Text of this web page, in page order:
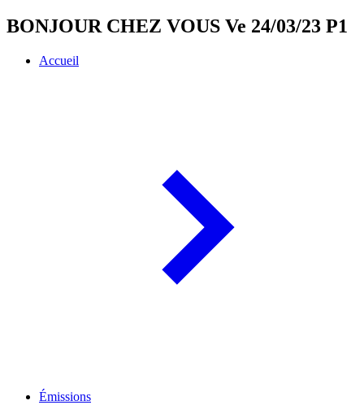
BONJOUR CHEZ VOUS Ve 24/03/23 P1
Accueil
Émissions